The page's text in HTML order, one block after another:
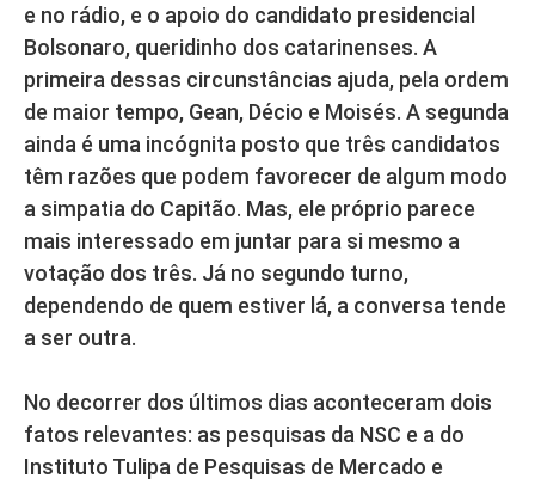
e no rádio, e o apoio do candidato presidencial
Bolsonaro, queridinho dos catarinenses. A
primeira dessas circunstâncias ajuda, pela ordem
de maior tempo, Gean, Décio e Moisés. A segunda
ainda é uma incógnita posto que três candidatos
têm razões que podem favorecer de algum modo
a simpatia do Capitão. Mas, ele próprio parece
mais interessado em juntar para si mesmo a
votação dos três. Já no segundo turno,
dependendo de quem estiver lá, a conversa tende
a ser outra.
No decorrer dos últimos dias aconteceram dois
fatos relevantes: as pesquisas da NSC e a do
Instituto Tulipa de Pesquisas de Mercado e